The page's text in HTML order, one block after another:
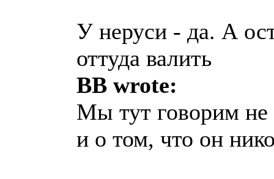
У неруси - да. А
оттуда валить
BB wrote:
Мы тут говорим не
и о том, что он